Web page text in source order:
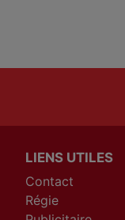
LIENS UTILES
Contact
Régie